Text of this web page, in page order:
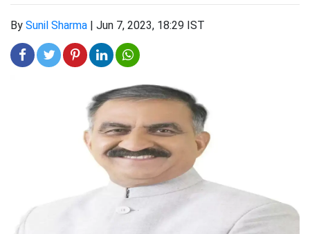
By Sunil Sharma | Jun 7, 2023, 18:29 IST